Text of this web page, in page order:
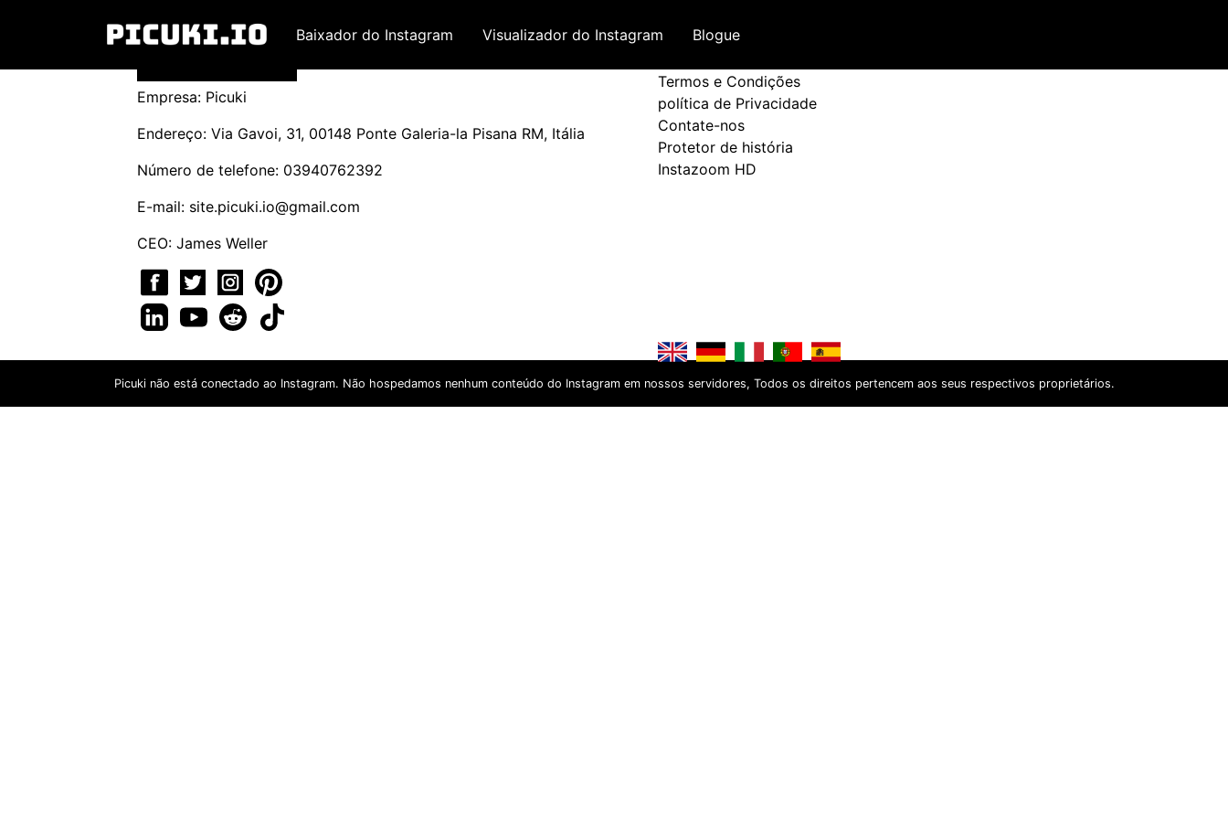
Baixador do Instagram Visualizador do Instagram Blogue
Empresa: Picuki
Endereço: Via Gavoi, 31, 00148 Ponte Galeria-la Pisana RM, Itália
Número de telefone: 03940762392
E-mail: site.picuki.io@gmail.com
CEO: James Weller
Termos e Política
Termos e Condições
política de Privacidade
Contate-nos
Protetor de história
Instazoom HD
Picuki não está conectado ao Instagram. Não hospedamos nenhum conteúdo do Instagram em nossos servidores, Todos os direitos pertencem aos seus respectivos proprietários.